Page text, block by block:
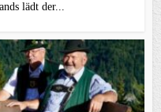
lädt der...